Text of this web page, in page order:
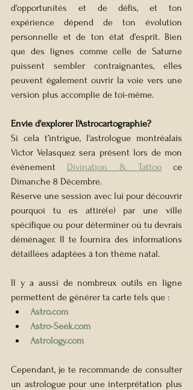
d'opportunités et de défis, et ton
expérience dépend de ton évolution
personnelle et de ton état d'esprit. Bien
que des lignes comme celle de Saturne
puissent sembler contraignantes, elles
peuvent également ouvrir la voie vers une
version plus accomplie de toi-même.
Envie d'explorer l'Astrocartographie?
Si cela t’intrigue, l'astrologue montréalais
Victor Velasquez sera présent lors de mon
événement Divination & Tattoo ce
Dimanche 8 Décembre.
Réserve une session avec lui pour découvrir
pourquoi tu es attiré(e) par une ville
spécifique ou pour déterminer où tu devrais
déménager. Il te fournira des informations
détaillées adaptées à ton thème natal.
Il y a aussi de nombreux outils en ligne
permettent de générer ta carte tels que :
Astro.com
Astro-Seek.com
Astrology.com
Cependant, je te recommande de consulter
un astrologue pour une interprétation plus